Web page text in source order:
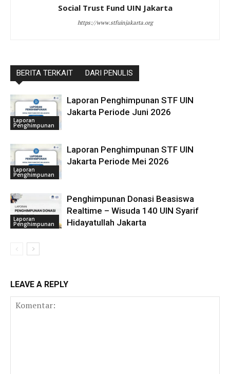
Social Trust Fund UIN Jakarta
https://www.stfuinjakarta.org
BERITA TERKAIT DARI PENULIS
Laporan
Penghimpunan
Laporan Penghimpunan STF UIN
Jakarta Periode Juni 2026
Laporan
Penghimpunan
Laporan Penghimpunan STF UIN
Jakarta Periode Mei 2026
Laporan
Penghimpunan
Penghimpunan Donasi Beasiswa
Realtime – Wisuda 140 UIN Syarif
Hidayatullah Jakarta
LEAVE A REPLY